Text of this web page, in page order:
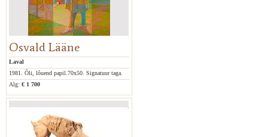
Osvald Lääne
Laval
1981. Õli, lõuend papil.70x50. Signatuur taga.
Alg: € 1 700